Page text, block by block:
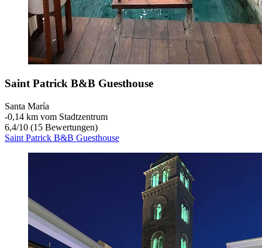
Saint Patrick B&B Guesthouse
Santa María
‐0,14 km vom Stadtzentrum
6,4/10 (15 Bewertungen)
Saint Patrick B&B Guesthouse